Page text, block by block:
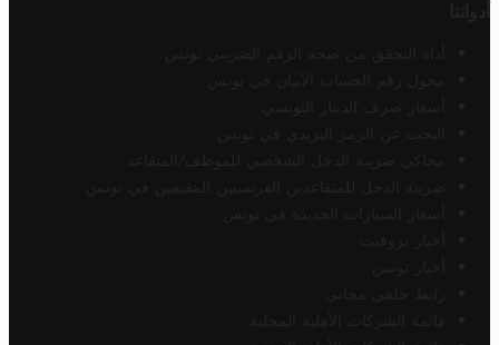
أدواتنا
أداة التحقق من صحة الرقم الضريبي تونس
محول رقم الحساب الآيبان في تونس
أسعار صرف الدينار التونسي
البحث عن الرمز البريدي في تونس
محاكي ضريبة الدخل الشخصي للموظف/المتقاعد
ضريبة الدخل للمتقاعدين الفرنسيين المقيمين في تونس
أسعار السيارات الجديدة في تونس
أخبار تروفيت
أخبار تونس
رابط خلفي مجاني
قائمة الشركات الأهلية المحلية